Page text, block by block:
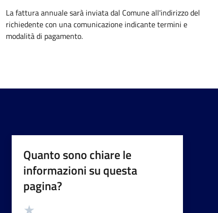
La fattura annuale sarà inviata dal Comune all'indirizzo del
richiedente con una comunicazione indicante termini e
modalità di pagamento.
Quanto sono chiare le
informazioni su questa
pagina?
Valutazione